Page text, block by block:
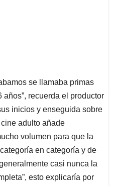
se llamaba primas
recuerda el productor
inicios y enseguida sobre
adulto añade
volumen para que la
en categoría y de
casi nunca la
esto explicaría por